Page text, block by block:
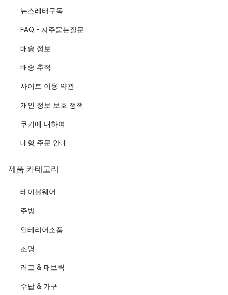
뉴스레터구독
FAQ - 자주묻는질문
배송 정보
배송 추적
사이트 이용 약관
개인 정보 보호 정책
쿠키에 대하여
대형 주문 안내
제품 카테고리
테이블웨어
주방
인테리어소품
조명
러그 & 패브릭
수납 & 가구